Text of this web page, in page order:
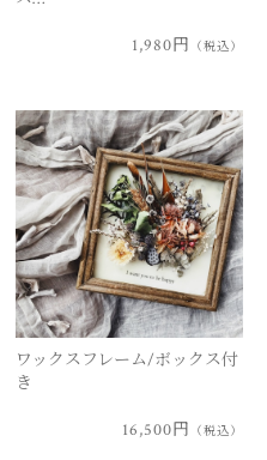
1,980円 （税込）
ワックスフレーム/ボックス付
き
16,500円 （税込）